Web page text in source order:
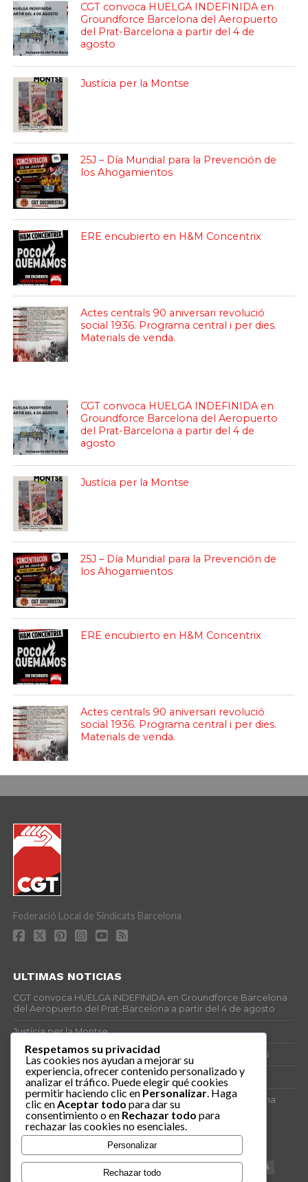
CGT convoca HUELGA INDEFINIDA en
Groundforce Barcelona del Aeropuerto
del Prat-Barcelona a partir del 4 de
agosto
Justícia per la Montse
25J – Día Mundial para la Prevención de
los Ahogamientos
ERE encubierto en H&M Concentrix
Actes centrals 90 aniversari revolució
social 1936. Programa central i per dies.
Materials de venda.
CGT convoca HUELGA INDEFINIDA en
Groundforce Barcelona del Aeropuerto
del Prat-Barcelona a partir del 4 de
agosto
Justícia per la Montse
25J – Día Mundial para la Prevención de
los Ahogamientos
ERE encubierto en H&M Concentrix
Actes centrals 90 aniversari revolució
social 1936. Programa central i per dies.
Materials de venda.
Federació Local de Sindicats Barcelona
ULTIMAS NOTICIAS
CGT convoca HUELGA INDEFINIDA en Groundforce Barcelona
del Aeropuerto del Prat-Barcelona a partir del 4 de agosto
Justícia per la Montse
25J – Día Mundial para la Prevención de los Ahogamientos
ERE encubierto en H&M Concentrix
Actes centrals 90 aniversari revolució social 1936. Programa
central i per dies. Materials de venda.
VAGA TELEMARKETING NETEJA
CONFERENCIA
Respetamos su privacidad
Las cookies nos ayudan a mejorar su
experiencia, ofrecer contenido personalizado y
analizar el tráfico. Puede elegir qué cookies
permitir haciendo clic en Personalizar . Haga
clic en Aceptar todo para dar su
consentimiento o en Rechazar todo para
rechazar las cookies no esenciales.
Personalizar
Rechazar todo